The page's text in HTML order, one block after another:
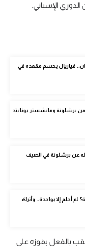
فياريال يحسم مقعده في
من برشلونة ومانشستر يونايتد
عن برشلونة في الصيف
لم أحلم إلا بواحدة.. وأترك
بالفعل بفوزه على